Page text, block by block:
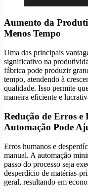
Aumento da
Menos Tempo
Uma das principais
significativo na
fábrica pode produzir
tempo, atendendo à
qualidade. Isso permite
maneira eficiente e
Redução de Erros e
Automação Pode
Erros humanos e
manual. A automação
passo do processo seja
desperdício de matérias-
geral, resultando em